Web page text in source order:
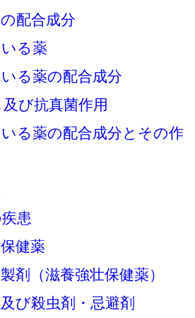
配合成分
る薬
る薬の配合成分
び抗真菌作用
る薬の配合成分とその作
患
健薬
剤（滋養強壮保健薬）
び殺虫剤・忌避剤